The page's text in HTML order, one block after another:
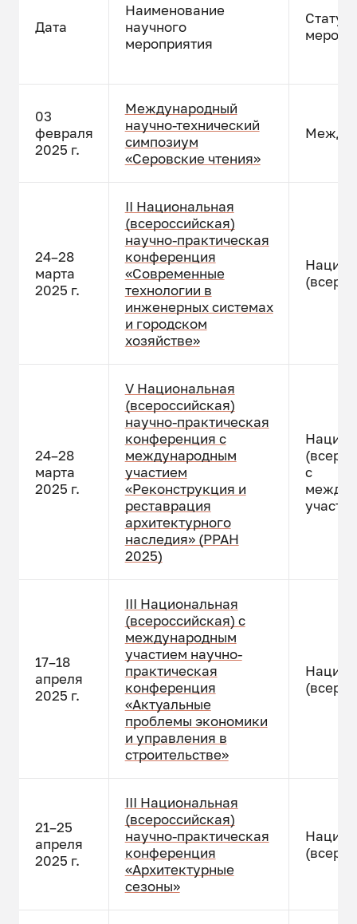
Дата
Наименование
научного
мероприятия
Статус
03
февраля
2025 г.
Международный
научно-технический
симпозиум
«Серовские чтения»
24–28
марта
2025 г.
II Национальная
(всероссийская)
научно-практическая
конференция
«Современные
технологии в
инженерных системах
и городском
хозяйстве»
24–28
марта
2025 г.
V Национальная
(всероссийская)
научно-практическая
конференция с
международным
участием
«Реконструкция и
реставрация
архитектурного
наследия» (РРАН
2025)
с
17–18
апреля
2025 г.
III Национальная
(всероссийская) с
международным
участием научно-
практическая
конференция
«Актуальные
проблемы экономики
и управления в
строительстве»
21–25
апреля
2025 г.
III Национальная
(всероссийская)
научно-практическая
конференция
«Архитектурные
сезоны»